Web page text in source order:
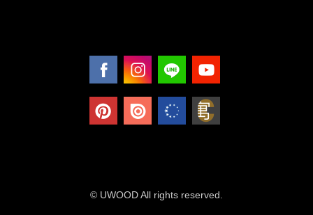
© UWOOD All rights reserved.